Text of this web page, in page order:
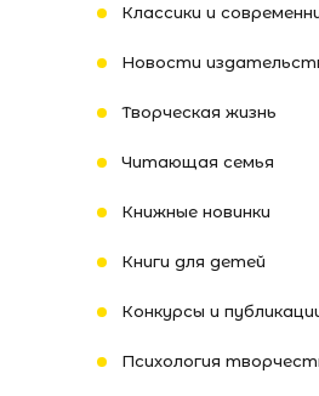
Классики и
Новости
Творческая жизнь
Читающая семья
Книжные новинки
Книги для детей
Конкурсы и
Психология